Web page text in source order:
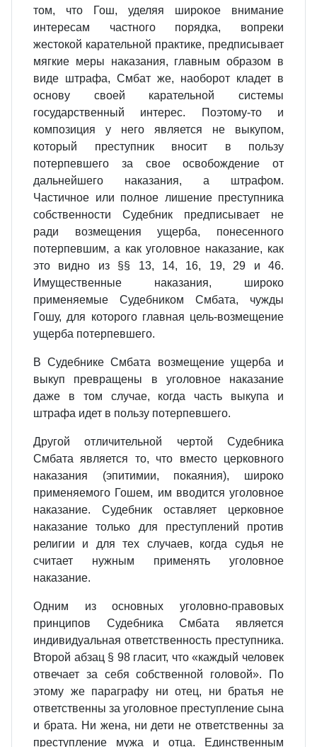
том, что Гош, уделяя широкое внимание
интересам частного порядка, вопреки
жестокой карательной практике, предписывает
мягкие меры наказания, главным образом в
виде штрафа, Смбат же, наоборот кладет в
основу своей карательной системы
государственный интерес. Поэтому‑то и
композиция у него является не выкупом,
который преступник вносит в пользу
потерпевшего за свое освобождение от
дальнейшего наказания, а штрафом.
Частичное или полное лишение преступника
собственности Судебник предписывает не
ради возмещения ущерба, понесенного
потерпевшим, а как уголовное наказание, как
это видно из §§ 13, 14, 16, 19, 29 и 46.
Имущественные наказания, широко
применяемые Судебником Смбата, чужды
Гошу, для которого главная цель‑возмещение
ущерба потерпевшего.
В Судебнике Смбата возмещение ущерба и
выкуп превращены в уголовное наказание
даже в том случае, когда часть выкупа и
штрафа идет в пользу потерпевшего.
Другой отличительной чертой Судебника
Смбата является то, что вместо церковного
наказания (эпитимии, покаяния), широко
применяемого Гошем, им вводится уголовное
наказание. Судебник оставляет церковное
наказание только для преступлений против
религии и для тех случаев, когда судья не
считает нужным применять уголовное
наказание.
Одним из основных уголовно‑правовых
принципов Судебника Смбата является
индивидуальная ответственность преступника.
Второй абзац § 98 гласит, что «каждый человек
отвечает за себя собственной головой». По
этому же параграфу ни отец, ни братья не
ответственны за уголовное преступление сына
и брата. Ни жена, ни дети не ответственны за
преступление мужа и отца. Единственным